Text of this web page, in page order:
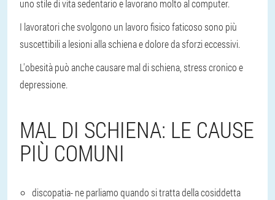
uno stile di vita sedentario e lavorano molto al computer.
I lavoratori che svolgono un lavoro fisico faticoso sono più
suscettibili a lesioni alla schiena e dolore da sforzi eccessivi.
L'obesità può anche causare mal di schiena, stress cronico e
depressione.
MAL DI SCHIENA: LE CAUSE
PIÙ COMUNI
discopatia- ne parliamo quando si tratta della cosiddetta